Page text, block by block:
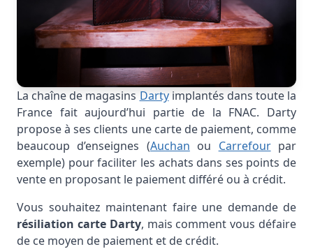
La chaîne de magasins Dartyimplantés dans toute la
France fait aujourd’hui partie de la FNAC. Darty
propose à ses clients une carte de paiement, comme
beaucoup d’enseignes (Auchan ou Carrefourpar
exemple) pour faciliter les achats dans ses points de
vente en proposant le paiement différé ou à crédit.
Vous souhaitez maintenant faire une demande de
résiliation carte Darty, mais comment vous défaire
de ce moyen de paiement et de crédit.